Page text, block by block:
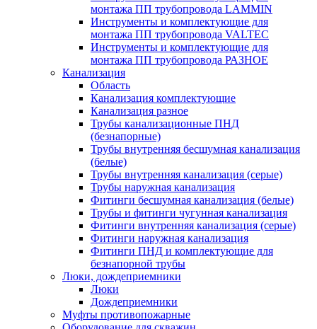
монтажа ПП трубопровода LAMMIN
Инструменты и комплектующие для
монтажа ПП трубопровода VALTEC
Инструменты и комплектующие для
монтажа ПП трубопровода РАЗНОЕ
Канализация
Область
Канализация комплектующие
Канализация разное
Трубы канализационные ПНД
(безнапорные)
Трубы внутренняя бесшумная канализация
(белые)
Трубы внутренняя канализация (серые)
Трубы наружная канализация
Фитинги бесшумная канализация (белые)
Трубы и фитинги чугунная канализация
Фитинги внутренняя канализация (серые)
Фитинги наружная канализация
Фитинги ПНД и комплектующие для
безнапорной трубы
Люки, дождеприемники
Люки
Дождеприемники
Муфты противопожарные